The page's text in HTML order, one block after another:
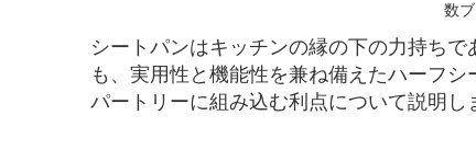
数ブ
シートパンはキッチンの縁の下の力持ち
も、実用性と機能性を兼ね備えたハーフ
パートリーに組み込む利点について説明し